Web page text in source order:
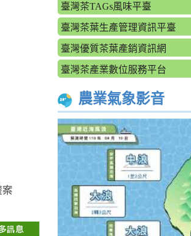
臺灣茶TAGs風味平臺
臺灣茶葉生產管理資訊平臺
臺灣優質茶葉產銷資訊網
臺灣茶產業數位服務平台
農業氣象影音